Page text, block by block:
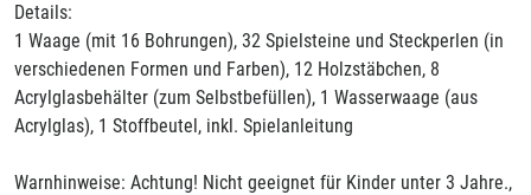
Details:
1 Waage (mit 16 Bohrungen), 32 Spielsteine und Steckperlen (in
verschiedenen Formen und Farben), 12 Holzstäbchen, 8
Acrylglasbehälter (zum Selbstbefüllen), 1 Wasserwaage (aus
Acrylglas), 1 Stoffbeutel, inkl. Spielanleitung
Warnhinweise: Achtung! Nicht geeignet für Kinder unter 3 Jahre.,